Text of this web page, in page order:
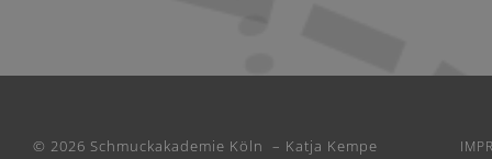
© 2026 Schmuckakademie Köln – Katja Kempe